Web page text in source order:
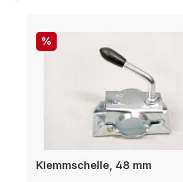
Rabatt
%
Klemmschelle, 48 mm